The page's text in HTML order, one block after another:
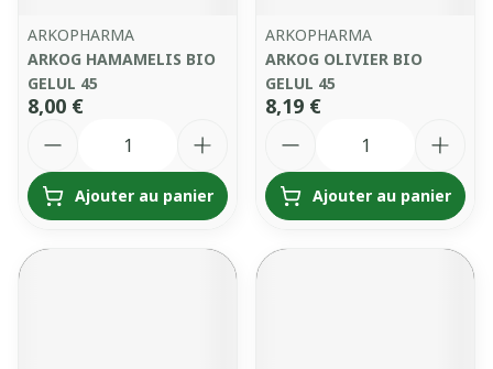
ARKOPHARMA
ARKOG HAMAMELIS BIO
GELUL 45
8,00 €
Ajouter au panier
ARKOPHARMA
ARKOG OLIVIER BIO
GELUL 45
8,19 €
Ajouter au panier